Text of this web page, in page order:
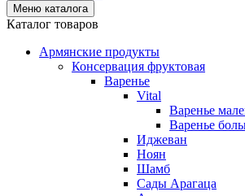
Меню каталога
Каталог товаров
Армянские продукты
Консервация фруктовая
Варенье
Vital
Варенье
Варенье
Иджеван
Ноян
Шамб
Сады Арагаца